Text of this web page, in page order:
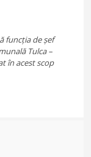
funcția de șef
Tulca –
în acest scop